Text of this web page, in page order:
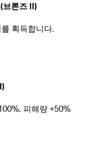
브론즈 II)
획득합니다.
피해량 +50%